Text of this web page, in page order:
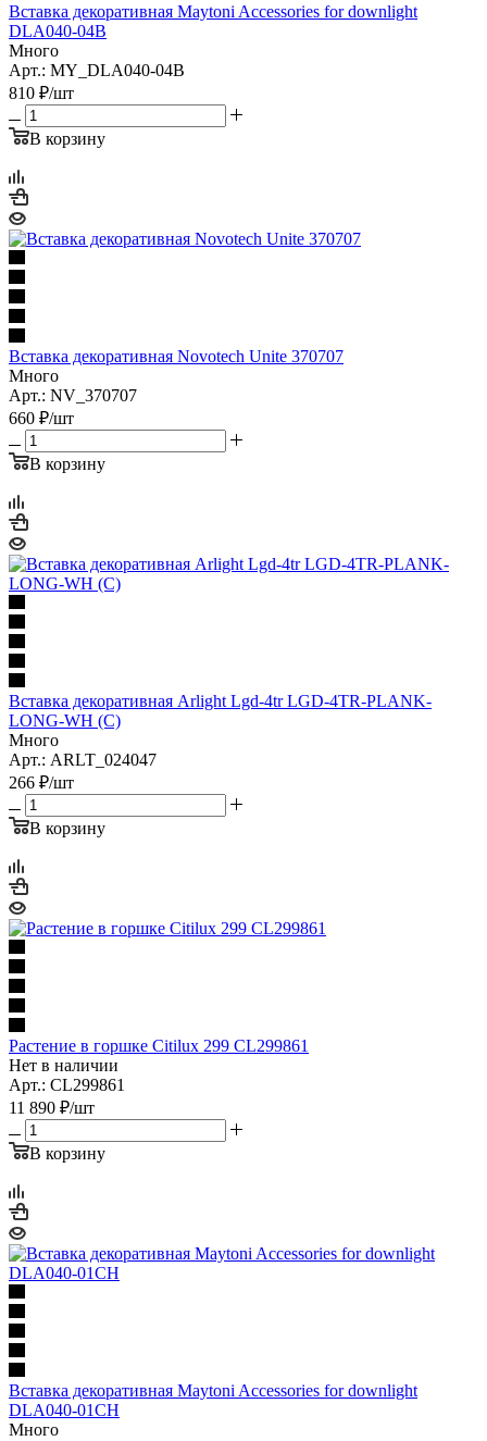
Вставка декоративная Maytoni Accessories for downlight
DLA040-04B
Много
Арт.: MY_DLA040-04B
810 ₽/шт
В корзину
Вставка декоративная Novotech Unite 370707
Много
Арт.: NV_370707
660 ₽/шт
В корзину
Вставка декоративная Arlight Lgd-4tr LGD-4TR-PLANK-
LONG-WH (C)
Много
Арт.: ARLT_024047
266 ₽/шт
В корзину
Растение в горшке Citilux 299 CL299861
Нет в наличии
Арт.: CL299861
11 890 ₽/шт
В корзину
Вставка декоративная Maytoni Accessories for downlight
DLA040-01CH
Много